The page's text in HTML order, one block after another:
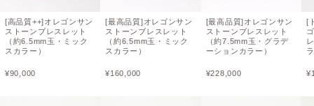
[高品質++]オレゴンサン
ストーンブレスレット
（約6.5mm玉・ミック
スカラー）
¥90,000
[最高品質]オレゴンサン
ストーンブレスレット
（約6.5mm玉・ミック
スカラー）
¥160,000
[最高品質]オレゴンサン
ストーンブレスレット
（約7.5mm玉・グラデ
ーションカラー）
¥228,000
[
¥